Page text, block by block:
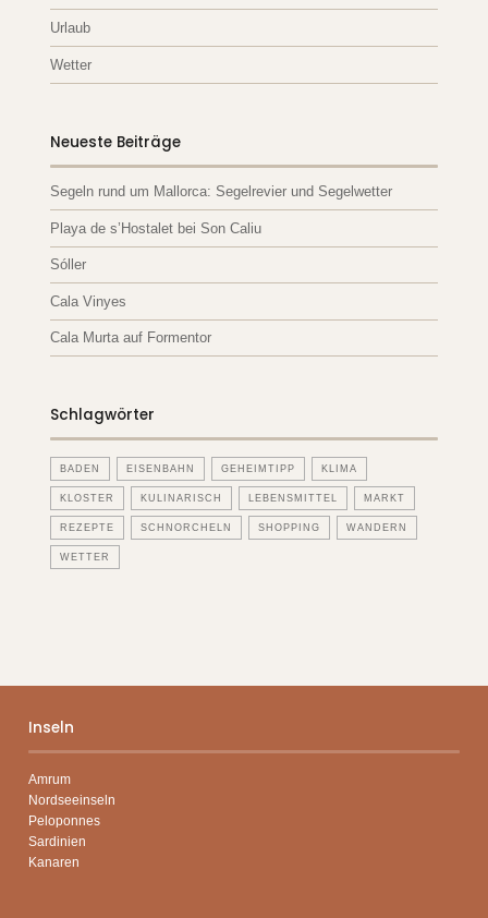
Urlaub
Wetter
Neueste Beiträge
Segeln rund um Mallorca: Segelrevier und Segelwetter
Playa de s’Hostalet bei Son Caliu
Sóller
Cala Vinyes
Cala Murta auf Formentor
Schlagwörter
BADEN EISENBAHN GEHEIMTIPP KLIMA
KLOSTER KULINARISCH LEBENSMITTEL MARKT
REZEPTE SCHNORCHELN SHOPPING WANDERN
WETTER
Inseln
Amrum
Nordseeinseln
Peloponnes
Sardinien
Kanaren